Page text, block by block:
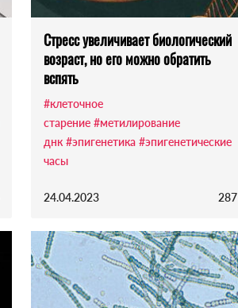
Стресс увеличивает биологический
возраст, но его можно обратить
вспять
#клеточное
старение #метилирование
днк #эпигенетика #эпигенетические
часы
24.04.2023 287